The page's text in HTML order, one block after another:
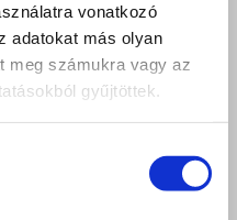
vonatkozó
adatokat más olyan
meg számukra vagy az
gyűjtöttek.